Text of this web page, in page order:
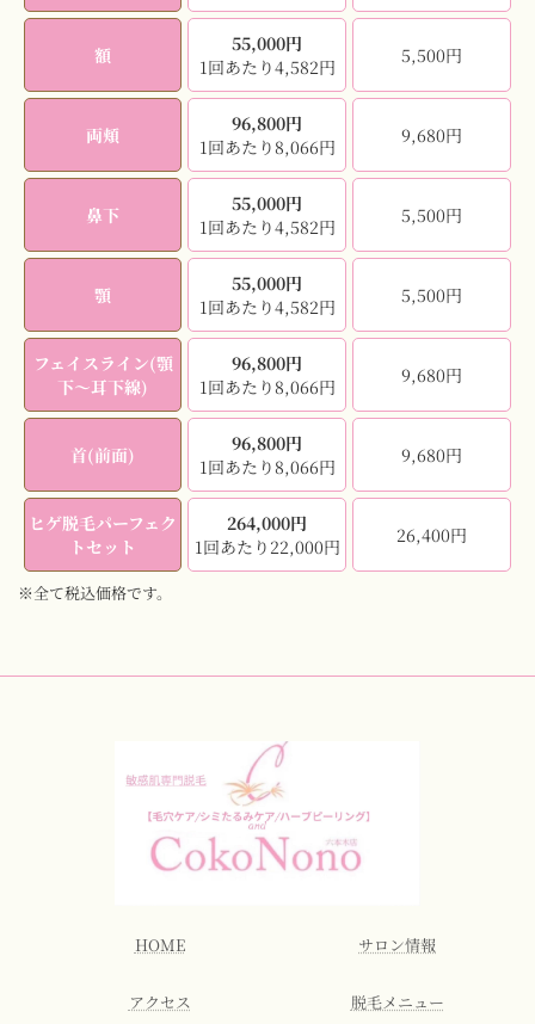
額
55,000円
1回あたり4,582円
5,500円
両頬
96,800円
1回あたり8,066円
9,680円
鼻下
55,000円
1回あたり4,582円
5,500円
顎
55,000円
1回あたり4,582円
5,500円
フェイスライン(顎
下〜耳下線)
96,800円
1回あたり8,066円
9,680円
首(前面)
96,800円
1回あたり8,066円
9,680円
ヒゲ脱毛パーフェク
トセット
264,000円
1回あたり22,000円
26,400円
※全て税込価格です。
HOME サロン情報
アクセス 脱毛メニュー